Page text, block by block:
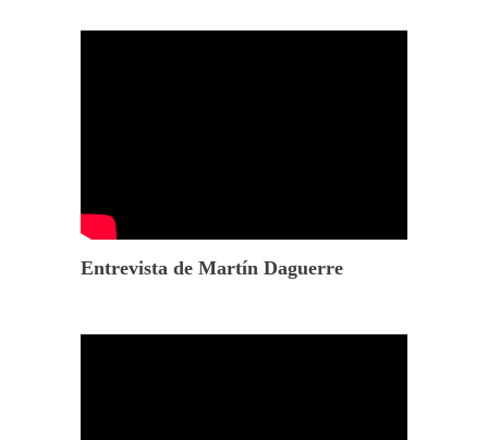
Entrevista de Martín Daguerre